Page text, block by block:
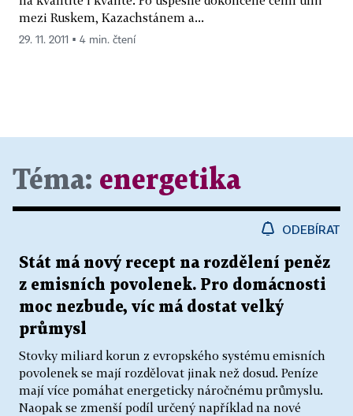
mezi Ruskem, Kazachstánem a...
29. 11. 2011 ▪ 4 min. čtení
Téma: energetika
ODEBÍRAT
Stát má nový recept na rozdělení peněz
z emisních povolenek. Pro domácnosti
moc nezbude, víc má dostat velký
průmysl
Stovky miliard korun z evropského systému emisních
povolenek se mají rozdělovat jinak než dosud. Peníze
mají více pomáhat energeticky náročnému průmyslu.
Naopak se zmenší podíl určený například na nové